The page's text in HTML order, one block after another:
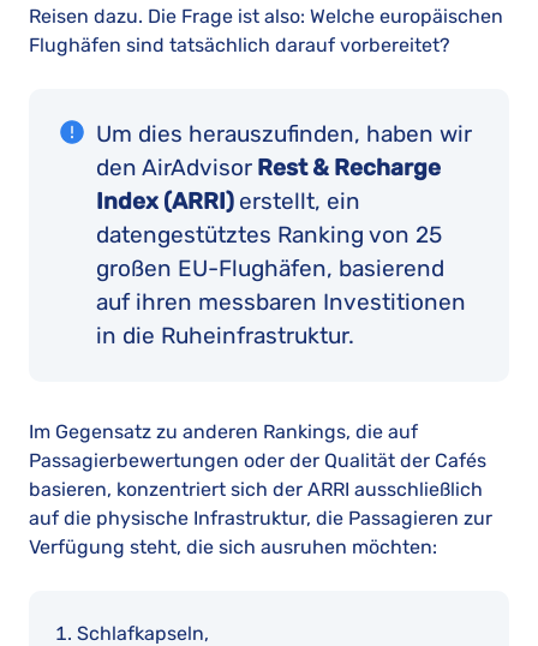
Reisen dazu. Die Frage ist also: Welche europäischen
Flughäfen sind tatsächlich darauf vorbereitet?
Um dies herauszufinden, haben wir
den AirAdvisor Rest & Recharge
Index (ARRI) erstellt, ein
datengestütztes Ranking von 25
großen EU-Flughäfen, basierend
auf ihren messbaren Investitionen
in die Ruheinfrastruktur.
Im Gegensatz zu anderen Rankings, die auf
Passagierbewertungen oder der Qualität der Cafés
basieren, konzentriert sich der ARRI ausschließlich
auf die physische Infrastruktur, die Passagieren zur
Verfügung steht, die sich ausruhen möchten:
Schlafkapseln,